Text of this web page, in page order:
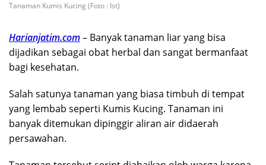
Tanaman Kumis Kucing (Foto : Ist)
Harianjatim.com– Banyak tanaman liar yang bisa
dijadikan sebagai obat herbal dan sangat bermanfaat
bagi kesehatan.
Salah satunya tanaman yang biasa timbuh di tempat
yang lembab seperti Kumis Kucing. Tanaman ini
banyak ditemukan dipinggir aliran air didaerah
persawahan.